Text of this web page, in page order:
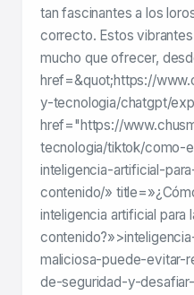
tan fascinantes a los
correcto. Estos
mucho que ofrecer,
href=&quot;https://
y-tecnologia/chatgpt/
href="https://
tecnologia/tiktok/como-
inteligencia-artificial-
contenido/»
inteligencia artificial para
maliciosa-puede-evitar-
de-seguridad-y-